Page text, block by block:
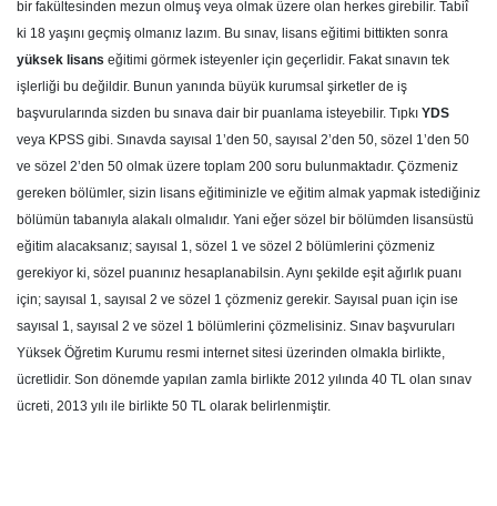
bir fakültesinden mezun olmuş veya olmak üzere olan herkes girebilir. Tabiî
ki 18 yaşını geçmiş olmanız lazım. Bu sınav, lisans eğitimi bittikten sonra
yüksek lisans eğitimi görmek isteyenler için geçerlidir. Fakat sınavın tek
işlerliği bu değildir. Bunun yanında büyük kurumsal şirketler de iş
başvurularında sizden bu sınava dair bir puanlama isteyebilir. Tıpkı YDS
veya KPSS gibi. Sınavda sayısal 1’den 50, sayısal 2’den 50, sözel 1’den 50
ve sözel 2’den 50 olmak üzere toplam 200 soru bulunmaktadır. Çözmeniz
gereken bölümler, sizin lisans eğitiminizle ve eğitim almak yapmak istediğiniz
bölümün tabanıyla alakalı olmalıdır. Yani eğer sözel bir bölümden lisansüstü
eğitim alacaksanız; sayısal 1, sözel 1 ve sözel 2 bölümlerini çözmeniz
gerekiyor ki, sözel puanınız hesaplanabilsin. Aynı şekilde eşit ağırlık puanı
için; sayısal 1, sayısal 2 ve sözel 1 çözmeniz gerekir. Sayısal puan için ise
sayısal 1, sayısal 2 ve sözel 1 bölümlerini çözmelisiniz. Sınav başvuruları
Yüksek Öğretim Kurumu resmi internet sitesi üzerinden olmakla birlikte,
ücretlidir. Son dönemde yapılan zamla birlikte 2012 yılında 40 TL olan sınav
ücreti, 2013 yılı ile birlikte 50 TL olarak belirlenmiştir.